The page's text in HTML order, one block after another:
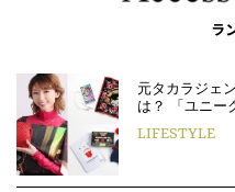
ラ
元タカラジェ
は？ 「ユニー
LIFESTYLE